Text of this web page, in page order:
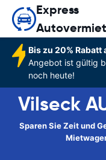
Express
Bis zu 20%
Angebot ist gültig
noch heute!
Vilseck
Sparen Sie Zeit und